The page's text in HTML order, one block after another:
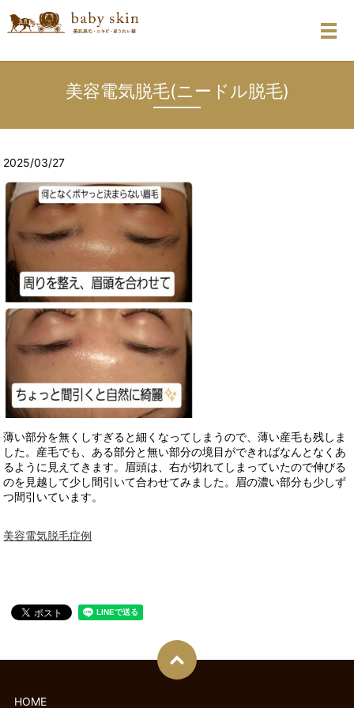
メ
美容電気脱毛(ニードル脱毛)
2025/03/27
薄い部分を無くしすぎると細くなってしまうので、薄い産毛も残しま
した。産毛でも、ある部分と無い部分の境目ができればなんとなくあ
るように見えてきます。眉頭は、右が切れてしまっていたので伸びる
のを見越して少し間引いて合わせてみました。眉の濃い部分も少しず
つ間引いています。
美容電気脱毛症例
HOME